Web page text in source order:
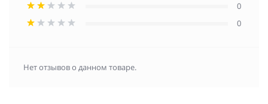
0
0
Нет отзывов о данном товаре.